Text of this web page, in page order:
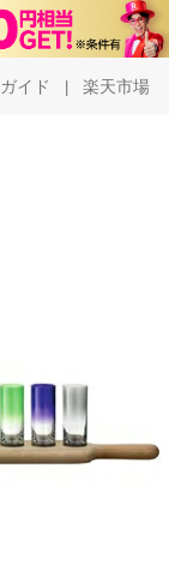
ガイド 楽天市場